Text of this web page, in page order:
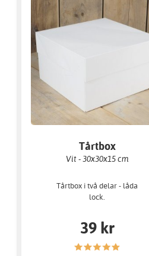
Tårtbox
Vit - 30x30x15 cm
Tårtbox i två delar - låda
lock.
39 kr